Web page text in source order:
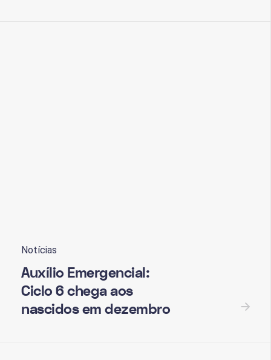
Notícias
Auxílio Emergencial:
Ciclo 6 chega aos
nascidos em dezembro